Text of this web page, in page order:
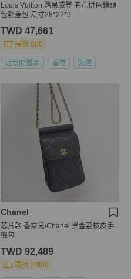
Louis Vuitton 路易威登 老花拼色鎖頭
包郵差包 尺寸28*22*9
TWD 47,661
現折 800
近新閒置品 香港 免運
Chanel
芯片款 香奈兒/Chanel 黑金荔枝皮手
機包
TWD 92,489
現折 2,000